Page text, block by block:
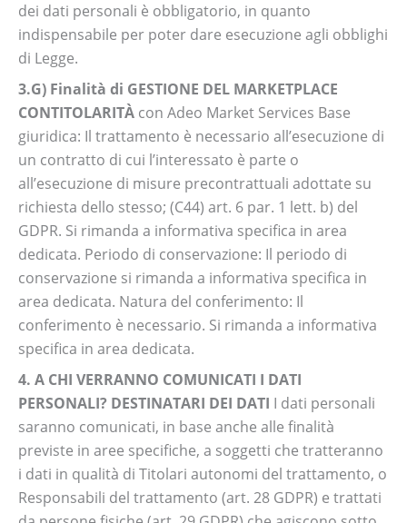
dei dati personali è obbligatorio, in quanto
indispensabile per poter dare esecuzione agli obblighi
di Legge.
3.G) Finalità di GESTIONE DEL MARKETPLACE
CONTITOLARITÀ con Adeo Market Services Base
giuridica: Il trattamento è necessario all’esecuzione di
un contratto di cui l’interessato è parte o
all’esecuzione di misure precontrattuali adottate su
richiesta dello stesso; (C44) art. 6 par. 1 lett. b) del
GDPR. Si rimanda a informativa specifica in area
dedicata. Periodo di conservazione: Il periodo di
conservazione si rimanda a informativa specifica in
area dedicata. Natura del conferimento: Il
conferimento è necessario. Si rimanda a informativa
specifica in area dedicata.
4. A CHI VERRANNO COMUNICATI I DATI
PERSONALI? DESTINATARI DEI DATI I dati personali
saranno comunicati, in base anche alle finalità
previste in aree specifiche, a soggetti che tratteranno
i dati in qualità di Titolari autonomi del trattamento, o
Responsabili del trattamento (art. 28 GDPR) e trattati